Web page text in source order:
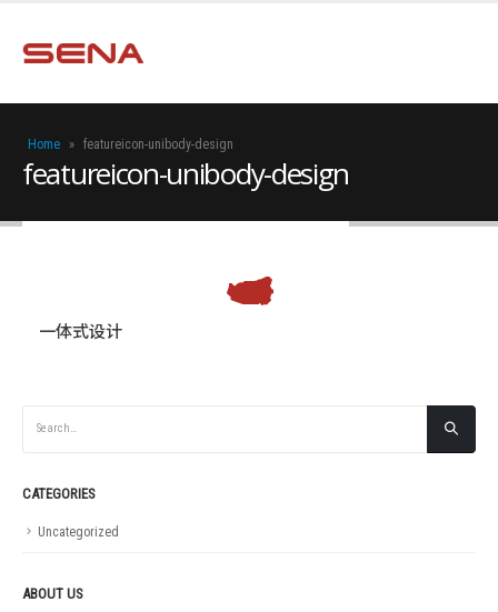
Home » featureicon-unibody-design
featureicon-unibody-design
一体式设计
CATEGORIES
Uncategorized
ABOUT US